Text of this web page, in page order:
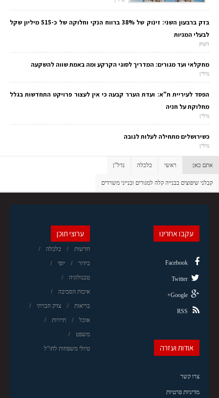
בזק ברבעון השני: זינוק של 38% ברווח הנקי וחלוקה של כ-515 מיליון שקל
לבעלי המניות
השוק
מחקלאי ועד מגורים: המדריך לסוגי הקרקע ומה באמת שווה להשקעה
נדל"ן
הפסד לעיריית ת"א: ועדת הערר קבעה כי אין לעצור פרויקט התחדשות בגלל
מחלוקת על חניה
נדל"ן
כשירושלים מתחילה לעלות לגובה
נדל"ן
אתם כאן: ראשי כלכלה נדל"ן
קבלני שיפוצים בבנייה קלה למגורים ובנייני משרדים
ערוצי תוכן
חדשות כלכלה
בידור יופי
טכנולוגיה
איכות הסביבה
בריאות צדק חברתי
אוכל תיירות
משפט
טיולי משפחות לחו"ל
עקבו אחרינו
Facebook
Twitter
Google+
RSS
אודות ועזרה
צרו קשר
מדיניות פרטיות